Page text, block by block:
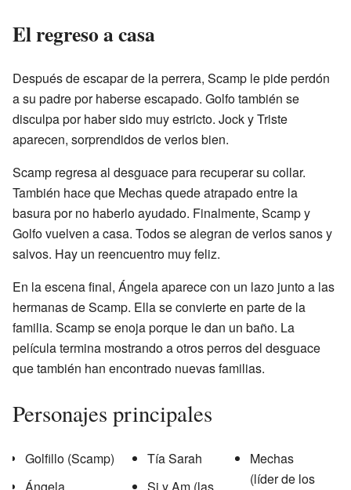
El regreso a casa
Después de escapar de la perrera, Scamp le pide perdón
a su padre por haberse escapado. Golfo también se
disculpa por haber sido muy estricto. Jock y Triste
aparecen, sorprendidos de verlos bien.
Scamp regresa al desguace para recuperar su collar.
También hace que Mechas quede atrapado entre la
basura por no haberlo ayudado. Finalmente, Scamp y
Golfo vuelven a casa. Todos se alegran de verlos sanos y
salvos. Hay un reencuentro muy feliz.
En la escena final, Ángela aparece con un lazo junto a las
hermanas de Scamp. Ella se convierte en parte de la
familia. Scamp se enoja porque le dan un baño. La
película termina mostrando a otros perros del desguace
que también han encontrado nuevas familias.
Personajes principales
Golfillo (Scamp)
Tía Sarah
Mechas
(líder de los